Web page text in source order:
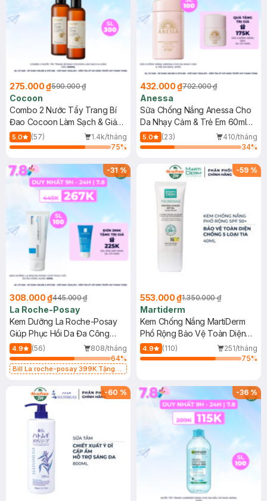
275.000 ₫590.000 ₫
Cocoon
Combo 2 Nước Tẩy Trang Bí
Đao Cocoon Làm Sạch & Giảm
Dầu 500ml
5.0 (57)
1.4k/tháng
75%
432.000 ₫702.000 ₫
Anessa
Sữa Chống Nắng Anessa Cho
Da Nhạy Cảm & Trẻ Em 60ml
(Mới)
5.0 (23)
410/tháng
34%
-31%
308.000 ₫445.000 ₫
La Roche-Posay
Kem Dưỡng La Roche-Posay
Giúp Phục Hồi Da Đa Công
Dụng 40ml
4.9 (56)
808/tháng
64%
Bill La roche-posay 399K Tặng
(SL có hạn)
-59 %
553.000 ₫1.350.000 ₫
Martiderm
Kem Chống Nắng MartiDerm
Phổ Rộng Bảo Vệ Toàn Diện
40ml
4.9 (110)
251/tháng
75%
-60 % -36%